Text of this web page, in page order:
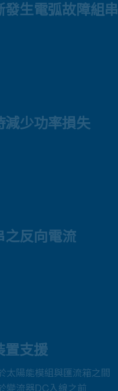
生電弧故障組串
減少功率損失
之反向電流
置支援
太陽能模組與匯流箱之間
變流器DC入線之前